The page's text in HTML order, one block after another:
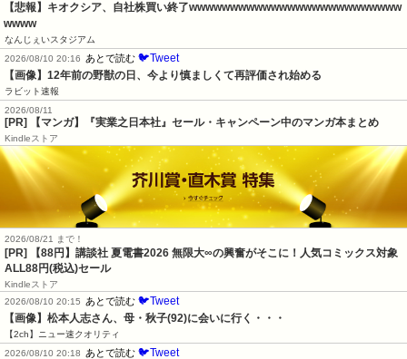
【悲報】キオクシア、自社株買い終了wwwwwwwwwwwwwwwwwwwwwwwwww
wwww
なんじぇいスタジアム
2026/08/10 20:16
あとで読む 🐦Tweet
【画像】12年前の野獣の日、今より慎ましくて再評価され始める
ラビット速報
2026/08/11
[PR] 【マンガ】『実業之日本社』セール・キャンペーン中のマンガ本まとめ
Kindleストア
2026/08/21 まで！
[PR]
【88円】講談社 夏電書2026 無限大∞の興奮がそこに！人気コミックス対象
ALL88円(税込)セール
Kindleストア
2026/08/10 20:15
あとで読む 🐦Tweet
【画像】松本人志さん、母・秋子(92)に会いに行く・・・
【2ch】ニュー速クオリティ
2026/08/10 20:18
あとで読む 🐦Tweet